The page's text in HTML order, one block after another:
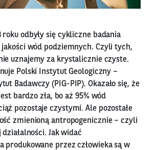
roku odbyły się cykliczne badania
wód podziemnych. Czyli tych,
uznajemy za krystalicznie czyste.
Polski Instytut Geologiczny –
Badawczy (PIG-PIP). Okazało się, że
bardzo zła, bo aż 95% wód
pozostaje czystymi. Ale pozostałe
zmienioną antropogenicznie – czyli
Jak widać
produkowane przez człowieka są w